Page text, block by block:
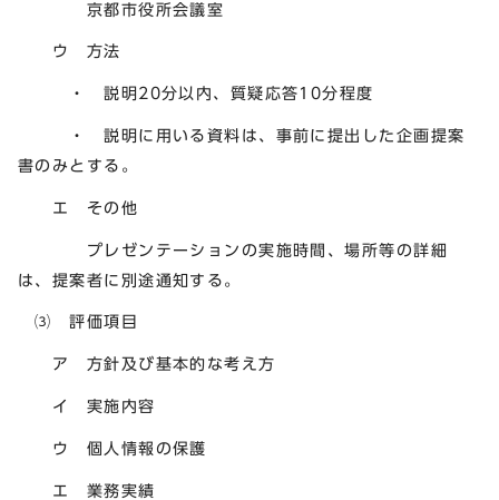
京都市役所会議室
ウ 方法
・ 説明20分以内、質疑応答10分程度
・ 説明に用いる資料は、事前に提出した企画提案
書のみとする。
エ その他
プレゼンテーションの実施時間、場所等の詳細
は、提案者に別途通知する。
⑶ 評価項目
ア 方針及び基本的な考え方
イ 実施内容
ウ 個人情報の保護
エ 業務実績